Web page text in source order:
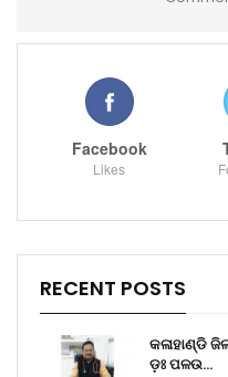
Facebook
Likes
RECENT POSTS
କଳାହାଣ୍ଡି
ଡ଼ଃ ପଳଉ…